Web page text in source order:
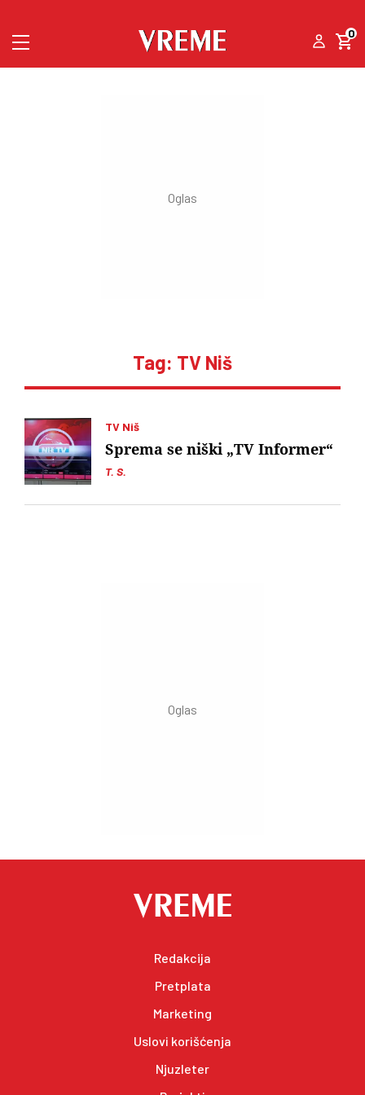
0
Tag: TV Niš
TV Niš
T. S.
Sprema se niški „TV Informer“
Redakcija
Pretplata
Marketing
Uslovi korišćenja
Njuzleter